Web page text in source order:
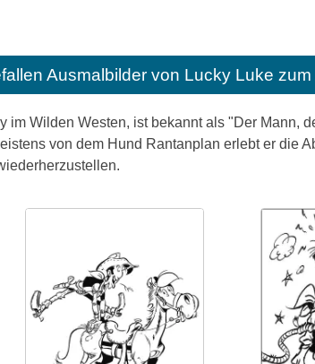
Ausmalbilder von Lucky Luke
im Wilden Westen, ist bekannt als "Der Mann,
von dem Hund Rantanplan erlebt er die